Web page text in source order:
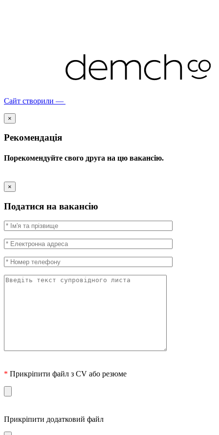
Сайт створили —
×
Рекомендація
Порекомендуйте свого друга на цю вакансію.
×
Податися на вакансію
* Прикріпити файл з CV або резюме
Прикріпити додатковий файл